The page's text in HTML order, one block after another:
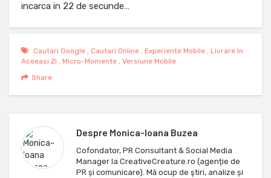
incarca in 22 de secunde…
Cautari Google , Cautari Online , Experiente Mobile , Livrare In
Aceeasi Zi , Micro-Momente , Versiune Mobile
Share
Despre Monica-Ioana Buzea
Cofondator, PR Consultant & Social Media
Manager la CreativeCreature.ro (agenție de
PR și comunicare). Mă ocup de ştiri, analize și